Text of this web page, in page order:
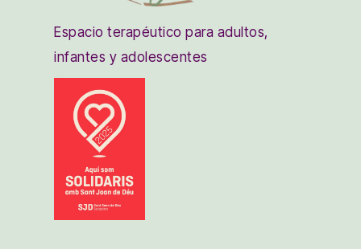
Espacio terapéutico para adultos,
infantes y adolescentes